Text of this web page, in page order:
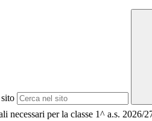
necessari per la classe 1^ a.s.